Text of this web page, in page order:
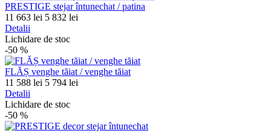
PRESTIGE stejar întunechat / patina
11 663 lei 5 832 lei
Detalii
Lichidare de stoc
-50 %
FLĂȘ venghe tăiat / venghe tăiat
11 588 lei 5 794 lei
Detalii
Lichidare de stoc
-50 %